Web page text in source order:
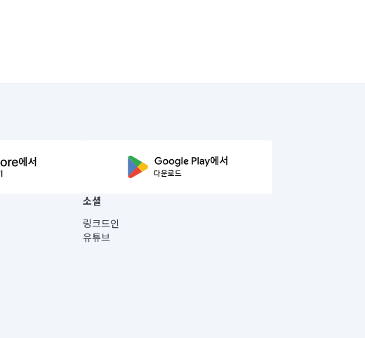
소셜
링크드인
유튜브